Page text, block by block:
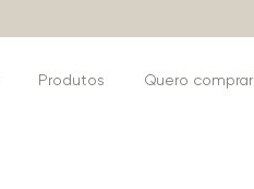
Produtos Quero comprar